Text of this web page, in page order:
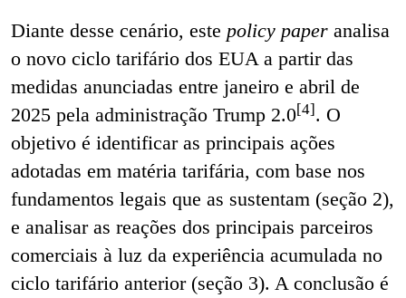
Diante desse cenário, este policy paper analisa
o novo ciclo tarifário dos EUA a partir das
medidas anunciadas entre janeiro e abril de
2025 pela administração Trump 2.0[4]. O
objetivo é identificar as principais ações
adotadas em matéria tarifária, com base nos
fundamentos legais que as sustentam (seção 2),
e analisar as reações dos principais parceiros
comerciais à luz da experiência acumulada no
ciclo tarifário anterior (seção 3). A conclusão é